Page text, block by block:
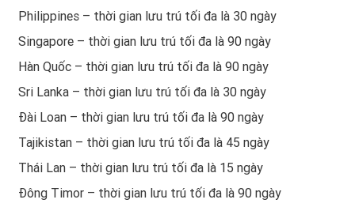
Philippines – thời gian lưu trú tối đa là 30 ngày
Singapore – thời gian lưu trú tối đa là 90 ngày
Hàn Quốc – thời gian lưu trú tối đa là 90 ngày
Sri Lanka – thời gian lưu trú tối đa là 30 ngày
Đài Loan – thời gian lưu trú tối đa là 90 ngày
Tajikistan – thời gian lưu trú tối đa là 45 ngày
Thái Lan – thời gian lưu trú tối đa là 15 ngày
Đông Timor – thời gian lưu trú tối đa là 90 ngày